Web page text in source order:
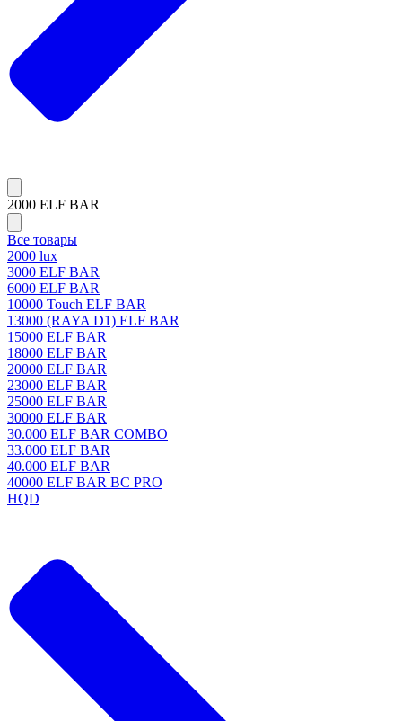
2000 ELF BAR
Все товары
2000 lux
3000 ELF BAR
6000 ELF BAR
10000 Touch ELF BAR
13000 (RAYA D1) ELF BAR
15000 ELF BAR
18000 ELF BAR
20000 ELF BAR
23000 ELF BAR
25000 ELF BAR
30000 ELF BAR
30.000 ELF BAR COMBO
33.000 ELF BAR
40.000 ELF BAR
40000 ELF BAR BC PRO
HQD